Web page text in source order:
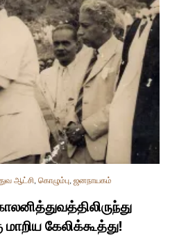
ஆட்சி, கொழும்பு, ஜனநாயகம்
கேலிக்கூத்து!